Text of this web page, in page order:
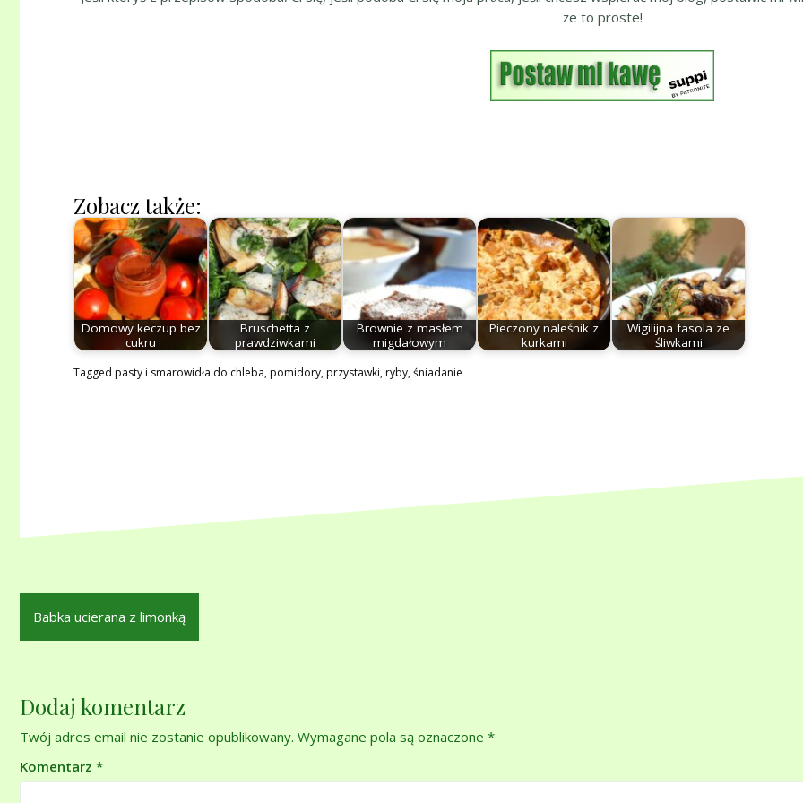
że to proste!
Zobacz także:
Domowy keczup bez
cukru
Bruschetta z
prawdziwkami
Brownie z masłem
migdałowym
Pieczony naleśnik z
kurkami
Wigilijna fasola ze
śliwkami
Tagged pasty i smarowidła do chleba,pomidory,przystawki,ryby,śniadanie
Nawigacja
wpisu
Babka ucierana z limonką
Dodaj komentarz
Twój adres email nie zostanie opublikowany. Wymagane pola są oznaczone *
Komentarz *